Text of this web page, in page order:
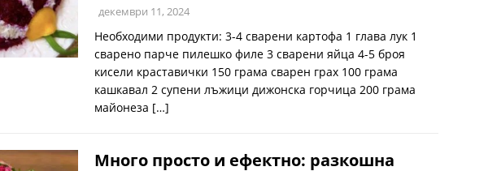
декември 11, 2024
Необходими продукти: 3-4 сварени картофа 1 глава лук 1
сварено парче пилешко филе 3 сварени яйца 4-5 броя
кисели краставички 150 грама сварен грах 100 грама
кашкавал 2 супени лъжици дижонска горчица 200 грама
майонеза […]
Много просто и ефектно: разкошна